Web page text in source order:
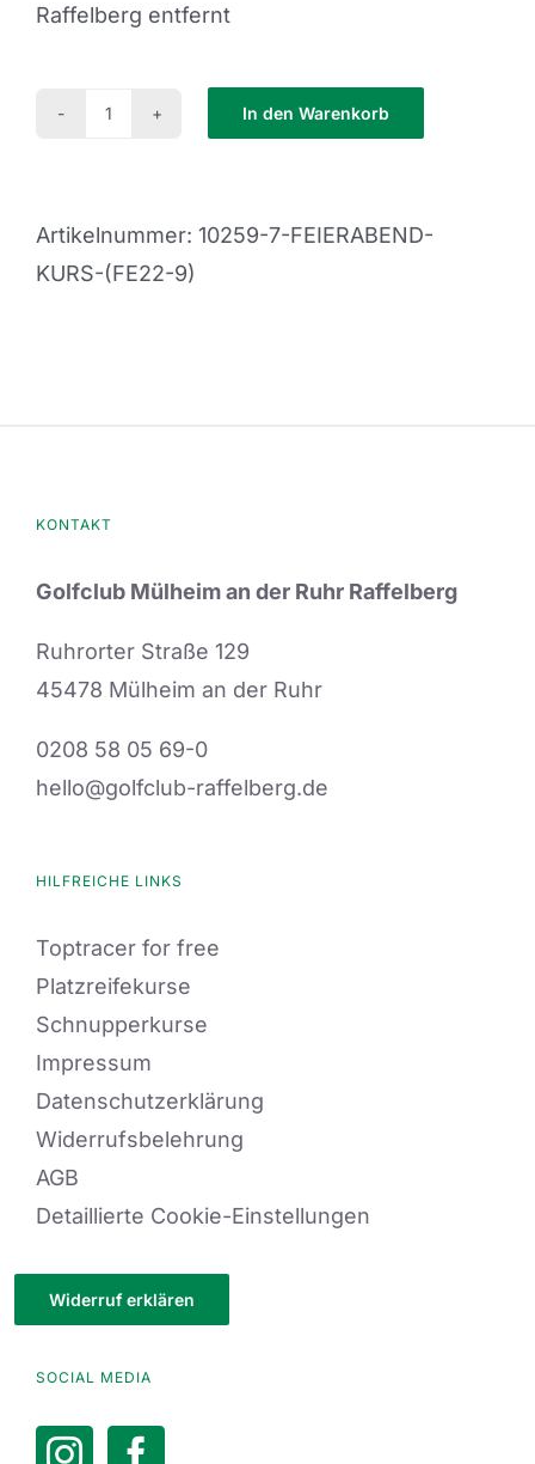
Raffelberg entfernt
Feierabend
9)
Menge
In den Warenkorb
Artikelnummer: 10259-7-FEIERABEND-
KURS-(FE22-9)
KONTAKT
Golfclub Mülheim an der Ruhr Raffelberg
Ruhrorter Straße 129
45478 Mülheim an der Ruhr
0208 58 05 69-0
hello@golfclub-raffelberg.de
HILFREICHE LINKS
Toptracer for free
Platzreifekurse
Schnupperkurse
Impressum
Datenschutzerklärung
Widerrufsbelehrung
AGB
Detaillierte Cookie-Einstellungen
Widerruf erklären
SOCIAL MEDIA